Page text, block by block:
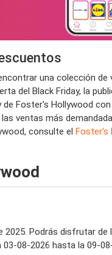
una colección
del Black Friday, la
Foster's Hollywood
ventas más
consulte el Foster's
2025. Podrás disfrutar
08-2026 hasta la 09-